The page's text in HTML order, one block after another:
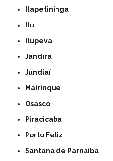
Itapetininga
Itu
Itupeva
Jandira
Jundiaí
Mairinque
Osasco
Piracicaba
Porto Feliz
Santana de Parnaíba